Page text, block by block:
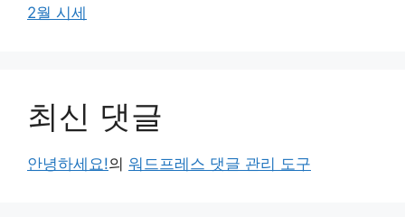
2월 시세
최신 댓글
안녕하세요!의 워드프레스 댓글 관리 도구